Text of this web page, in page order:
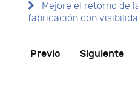
Mejore el retorno de
fabricación con
Previo Siguiente